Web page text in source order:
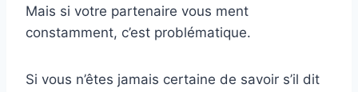
Mais si votre partenaire vous ment
constamment, c’est problématique.
Si vous n’êtes jamais certaine de savoir s’il dit